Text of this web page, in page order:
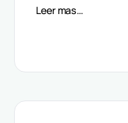
Leer mas…